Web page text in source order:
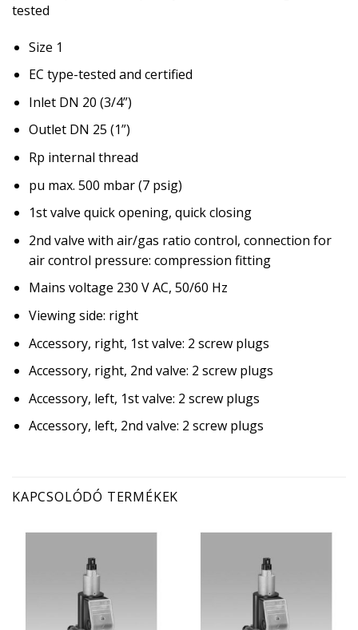
tested
Size 1
EC type-tested and certified
Inlet DN 20 (3/4”)
Outlet DN 25 (1”)
Rp internal thread
pu max. 500 mbar (7 psig)
1st valve quick opening, quick closing
2nd valve with air/gas ratio control, connection for
air control pressure: compression fitting
Mains voltage 230 V AC, 50/60 Hz
Viewing side: right
Accessory, right, 1st valve: 2 screw plugs
Accessory, right, 2nd valve: 2 screw plugs
Accessory, left, 1st valve: 2 screw plugs
Accessory, left, 2nd valve: 2 screw plugs
KAPCSOLÓDÓ TERMÉKEK